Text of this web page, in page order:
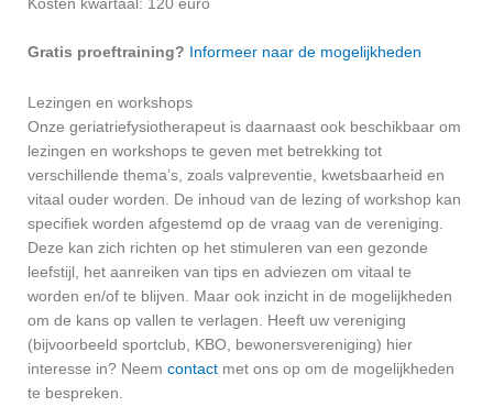
Kosten kwartaal: 120 euro
Gratis proeftraining? Informeer naar de mogelijkheden
Lezingen en workshops
Onze geriatriefysiotherapeut is daarnaast ook beschikbaar om
lezingen en workshops te geven met betrekking tot
verschillende thema’s, zoals valpreventie, kwetsbaarheid en
vitaal ouder worden. De inhoud van de lezing of workshop kan
specifiek worden afgestemd op de vraag van de vereniging.
Deze kan zich richten op het stimuleren van een gezonde
leefstijl, het aanreiken van tips en adviezen om vitaal te
worden en/of te blijven. Maar ook inzicht in de mogelijkheden
om de kans op vallen te verlagen. Heeft uw vereniging
(bijvoorbeeld sportclub, KBO, bewonersvereniging) hier
interesse in? Neem contact met ons op om de mogelijkheden
te bespreken.